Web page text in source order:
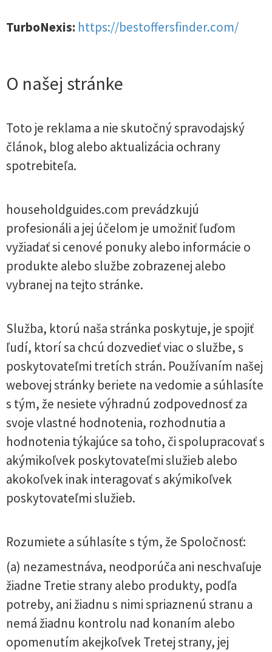
TurboNexis: https://bestoffersfinder.com/
O našej stránke
Toto je reklama a nie skutočný spravodajský
článok, blog alebo aktualizácia ochrany
spotrebiteľa.
householdguides.com prevádzkujú
profesionáli a jej účelom je umožniť ľuďom
vyžiadať si cenové ponuky alebo informácie o
produkte alebo službe zobrazenej alebo
vybranej na tejto stránke.
Služba, ktorú naša stránka poskytuje, je spojiť
ľudí, ktorí sa chcú dozvedieť viac o službe, s
poskytovateľmi tretích strán. Používaním našej
webovej stránky beriete na vedomie a súhlasíte
s tým, že nesiete výhradnú zodpovednosť za
svoje vlastné hodnotenia, rozhodnutia a
hodnotenia týkajúce sa toho, či spolupracovať s
akýmikoľvek poskytovateľmi služieb alebo
akokoľvek inak interagovať s akýmikoľvek
poskytovateľmi služieb.
Rozumiete a súhlasíte s tým, že Spoločnosť:
(a) nezamestnáva, neodporúča ani neschvaľuje
žiadne Tretie strany alebo produkty, podľa
potreby, ani žiadnu s nimi spriaznenú stranu a
nemá žiadnu kontrolu nad konaním alebo
opomenutím akejkoľvek Tretej strany, jej